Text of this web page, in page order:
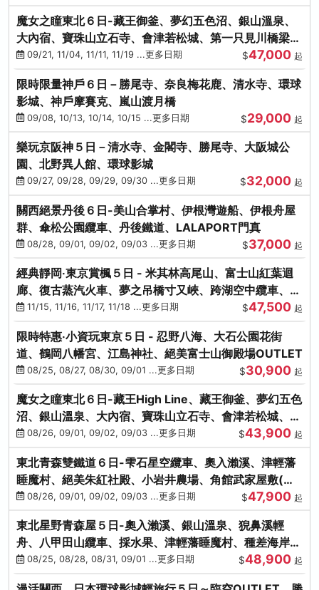
魔女之瞳東北６日-藏王御釜、夢幻五色沼、銀山溫泉、
大內宿、寶珠山立石寺、會津若松城、第一只見川橋梁、
燒肉吃到飽
09/21, 11/04, 11/11, 11/19 ...更多日期 $47,000 起
限時限量神戶６日－勝尾寺、奈良梅花鹿、清水寺、環球
影城、神戶摩賽克、嵐山渡月橋
09/08, 10/13, 10/14, 10/15 ...更多日期 $29,000 起
樂玩京阪神５日－清水寺、金閣寺、勝尾寺、大阪城公
園、北野異人館、環球影城
09/27, 09/28, 09/29, 09/30 ...更多日期 $32,000 起
關西絕景丹後６日-美山合掌村、伊根灣遊船、伊根舟屋
群、傘松公園纜車、丹後鐵道、LALAPORT門真
08/28, 09/01, 09/02, 09/03 ...更多日期 $37,000 起
經典靜岡‧東京賞楓５日 - 米其林高尾山、富士山紅葉迴
廊、復古蒸汽火車、夢之吊橋寸又峽、跨湖空中纜車、抹
茶體驗、三溪園
11/15, 11/16, 11/17, 11/18 ...更多日期 $47,500 起
限時特惠‧小資玩東京５日 - 忍野八海、大石公園花街
道、鶴岡八幡宮、江島神社、絕美富士山御殿場OUTLET
08/25, 08/27, 08/30, 09/01 ...更多日期 $30,900 起
魔女之瞳東北６日-藏王High Line、藏王御釜、夢幻五色
沼、銀山溫泉、大內宿、寶珠山立石寺、會津若松城、燒
肉吃到飽
08/26, 09/01, 09/02, 09/03 ...更多日期 $43,900 起
東北青森雙鐵道６日-雫石星空纜車、奧入瀨溪、津輕藩
睡魔村、絕美朱紅社殿、小岩井農場、角館武家屋敷(不
進免稅店)
08/26, 09/01, 09/02, 09/03 ...更多日期 $47,900 起
東北星野青森屋５日-奧入瀨溪、銀山溫泉、猊鼻溪輕
舟、八甲田山纜車、採水果、津輕藩睡魔村、種差海岸、
法式料理(不進免稅店)
08/25, 08/28, 08/31, 09/01 ...更多日期 $48,900 起